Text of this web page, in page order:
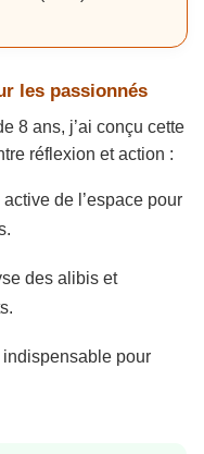
les passionnés
8 ans, j’ai conçu cette
réflexion et action :
de l’espace pour
des alibis et
pour